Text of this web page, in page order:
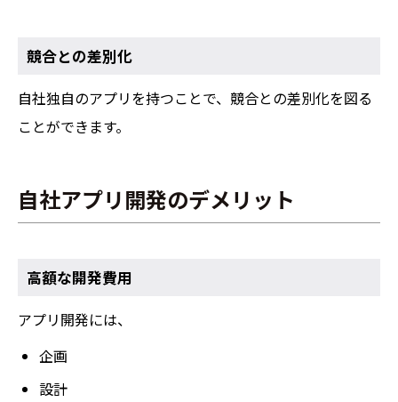
競合との差別化
自社独自のアプリを持つことで、競合との差別化を図る
ことができます。
自社アプリ開発のデメリット
高額な開発費用
アプリ開発には、
企画
設計